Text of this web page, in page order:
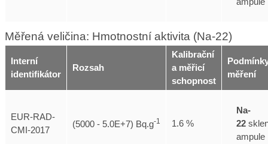
Měřená veličina: Hmotnostní aktivita (Na-22)
Interní
identifikátor
Rozsah
Kalibrační
a měřicí
schopnost
měření
EUR-RAD-
CMI-2017
(5000 - 5.0E+7) Bq.g-1 1.6 %
Na-
22
ampule